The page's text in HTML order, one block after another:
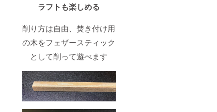
ラフトも楽しめる
削り方は自由、焚き付け用
の木をフェザースティック
として削って遊べます